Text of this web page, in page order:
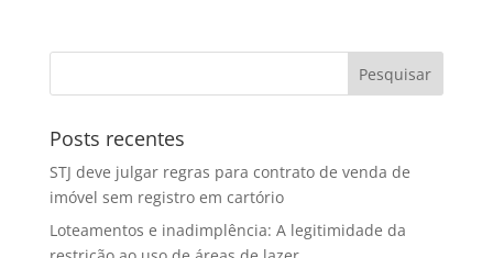
Posts recentes
STJ deve julgar regras para contrato de venda de
imóvel sem registro em cartório
Loteamentos e inadimplência: A legitimidade da